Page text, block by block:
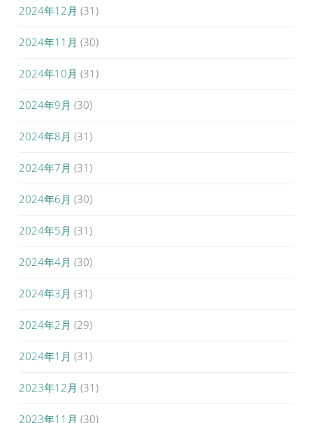
2024年12月 (31)
2024年11月 (30)
2024年10月 (31)
2024年9月 (30)
2024年8月 (31)
2024年7月 (31)
2024年6月 (30)
2024年5月 (31)
2024年4月 (30)
2024年3月 (31)
2024年2月 (29)
2024年1月 (31)
2023年12月 (31)
2023年11月 (30)